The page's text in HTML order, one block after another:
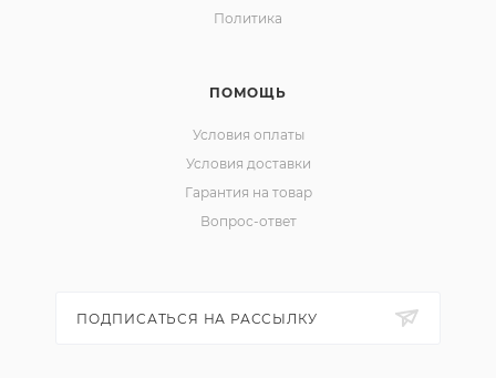
Политика
ПОМОЩЬ
Условия оплаты
Условия доставки
Гарантия на товар
Вопрос-ответ
ПОДПИСАТЬСЯ НА РАССЫЛКУ